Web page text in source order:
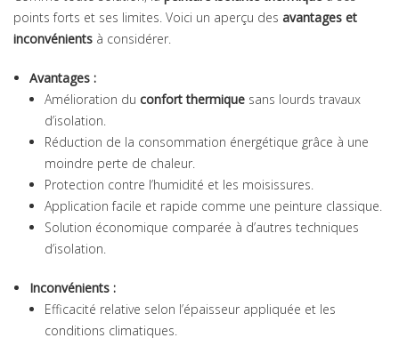
points forts et ses limites. Voici un aperçu des avantages et
inconvénients à considérer.
Avantages :
Amélioration duconfort thermique sans lourds travaux
d’isolation.
Réduction de la consommation énergétique grâce à une
moindre perte de chaleur.
Protection contre l’humidité et les moisissures.
Application facile et rapide comme une peinture classique.
Solution économique comparée à d’autres techniques
d’isolation.
Inconvénients :
Efficacité relative selon l’épaisseur appliquée et les
conditions climatiques.